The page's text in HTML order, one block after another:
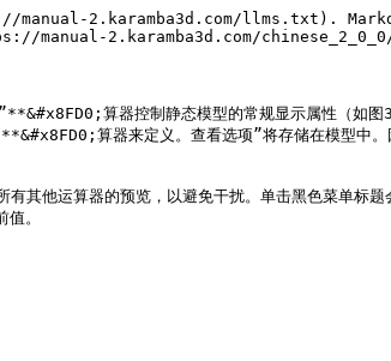
2.karamba3d.com/llms.txt).
2.karamba3d.com/
算器控制静态模型的常规显示属性（如图
算器来定义。查看选项”将存储在模型中。因
他运算器的预览，以避免干扰。单击黑色菜单
。